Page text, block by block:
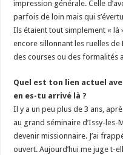
impression générale. Celle
parfois de loin mais qui
Ils étaient tout simplement « là
encore sillonnant les ruelles de
des courses ou des formalités
Quel est ton lien actuel
en es-tu arrivé là ?
Il y a un peu plus de 3 ans,
au grand séminaire d’Issy-
devenir missionnaire. J’ai
ouvert. Aujourd’hui me juge t-